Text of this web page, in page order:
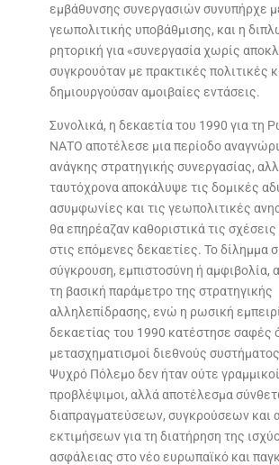
εμβάθυνσης συνεργασιών συνυπήρχε
γεωπολιτικής υποβάθμισης, και η
ρητορική για «συνεργασία χωρίς
συγκρουόταν με πρακτικές πολιτικές
δημιουργούσαν αμοιβαίες εντάσεις.
Συνολικά, η δεκαετία του 1990 για τη
ΝΑΤΟ αποτέλεσε μια περίοδο
ανάγκης στρατηγικής συνεργασίας,
ταυτόχρονα αποκάλυψε τις δομικές
ασυμφωνίες και τις γεωπολιτικές
θα επηρέαζαν καθοριστικά τις σχέσεις
στις επόμενες δεκαετίες. Το δίλημμα
σύγκρουση, εμπιστοσύνη ή αμφιβολία,
τη βασική παράμετρο της στρατηγικής
αλληλεπίδρασης, ενώ η ρωσική
δεκαετίας του 1990 κατέστησε σαφές
μετασχηματισμοί διεθνούς
Ψυχρό Πόλεμο δεν ήταν ούτε
προβλέψιμοι, αλλά αποτέλεσμα
διαπραγματεύσεων, συγκρούσεων και
εκτιμήσεων για τη διατήρηση της
ασφάλειας στο νέο ευρωπαϊκό και